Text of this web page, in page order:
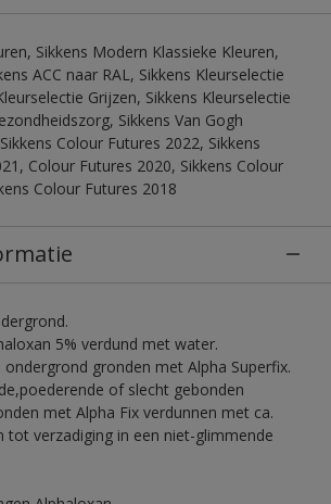
Sikkens Modern Klassieke Kleuren,
ACC naar RAL, Sikkens Kleurselectie
Grijzen, Sikkens Kleurselectie
Sikkens Van Gogh
Colour Futures 2022, Sikkens
Colour Futures 2020, Sikkens Colour
Colour Futures 2018
5% verdund met water.
ondergrond gronden met Alpha Superfix.
of slecht gebonden
met Alpha Fix verdunnen met ca.
tot verzadiging in een niet-glimmende